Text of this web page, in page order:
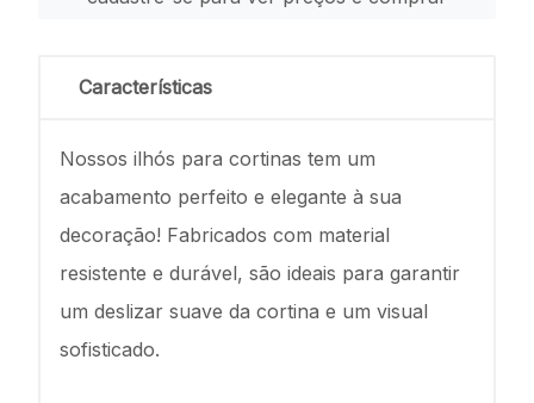
Características
Nossos ilhós para cortinas tem um
acabamento perfeito e elegante à sua
decoração! Fabricados com material
resistente e durável, são ideais para garantir
um deslizar suave da cortina e um visual
sofisticado.